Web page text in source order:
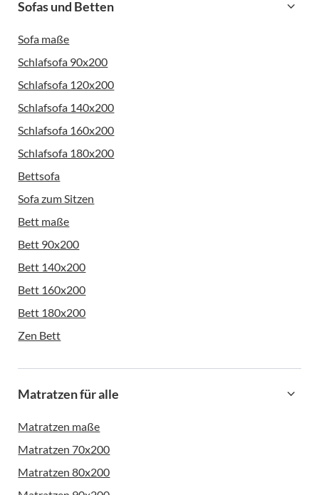
Sofas und Betten
Sofa maße
Schlafsofa 90x200
Schlafsofa 120x200
Schlafsofa 140x200
Schlafsofa 160x200
Schlafsofa 180x200
Bettsofa
Sofa zum Sitzen
Bett maße
Bett 90x200
Bett 140x200
Bett 160x200
Bett 180x200
Zen Bett
Matratzen für alle
Matratzen maße
Matratzen 70x200
Matratzen 80x200